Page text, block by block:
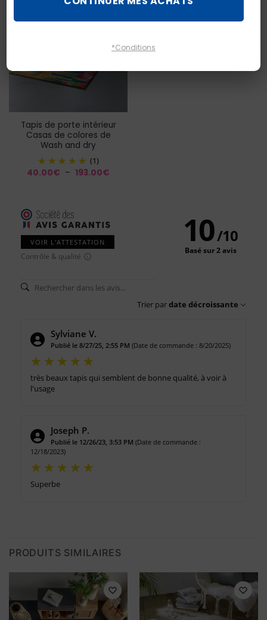
Tapis de porte intérieur
Casas de colores de
Wash and dry
(1)
40.00€ – 193.00€
VOIR L'ATTESTATION
Contrôle & qualité
10/10
Basé sur 2 avis
Trier pardate décroissante
Sylviane V.
Publié le 8/27/25, 2:55 PM (Date de commande : 8/20/2025)
très beaux tapis qui semblent de bonne qualité, à voir à
l'usage
Joseph P.
Publié le 12/26/23, 3:53 PM (Date de commande :
12/18/2023)
Superbe
PRODUITS SIMILAIRES
*Conditions